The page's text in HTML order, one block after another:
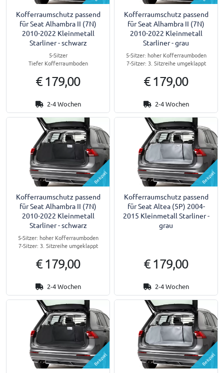
Kofferraumschutz passend
für Seat Alhambra II (7N)
2010-2022 Kleinmetall
Starliner - schwarz
5-Sitzer
Tiefer Kofferraumboden
€ 179,00
2-4 Wochen
Kofferraumschutz passend
für Seat Alhambra II (7N)
2010-2022 Kleinmetall
Starliner - grau
5-Sitzer: hoher Kofferraumboden
7-Sitzer: 3. Sitzreihe umgeklappt
€ 179,00
2-4 Wochen
Beispiel
Kofferraumschutz passend
für Seat Alhambra II (7N)
2010-2022 Kleinmetall
Starliner - schwarz
5-Sitzer: hoher Kofferraumboden
7-Sitzer: 3. Sitzreihe umgeklappt
€ 179,00
2-4 Wochen
Beispiel
Kofferraumschutz passend
für Seat Altea (5P) 2004-
2015 Kleinmetall Starliner -
grau
€ 179,00
2-4 Wochen
Beispiel Beispiel